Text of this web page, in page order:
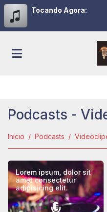
Tocando Agora:
Podcasts -
Início Podcasts
Lorem ipsum, dolor sit
amet consectetur
adipisicing elit.